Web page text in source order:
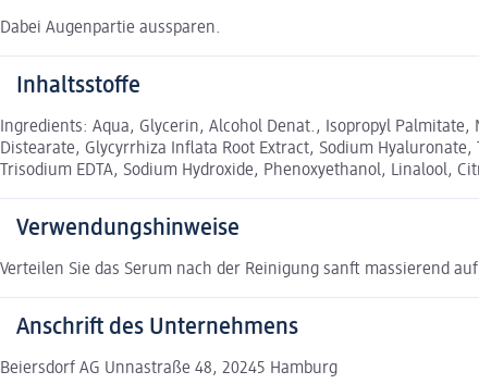
Dabei Augenpartie aussparen.
Inhaltsstoffe
Ingredients: Aqua, Glycerin, Alcohol Denat., Isopropyl
Distearate, Glycyrrhiza Inflata Root Extract, Sodium
Trisodium EDTA, Sodium Hydroxide, Phenoxyethanol, Linalool,
Verwendungshinweise
Verteilen Sie das Serum nach der Reinigung sanft massierend
Anschrift des Unternehmens
Beiersdorf AG Unnastraße 48, 20245 Hamburg